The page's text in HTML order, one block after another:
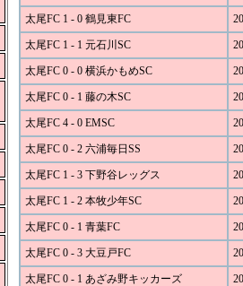
太尾FC 1 - 0 鶴見東FC
太尾FC 1 - 1 元石川SC
太尾FC 0 - 0 横浜かもめSC
太尾FC 0 - 1 藤の木SC
太尾FC 4 - 0 EMSC
太尾FC 0 - 2 六浦毎日SS
太尾FC 1 - 3 下野谷レッグス
太尾FC 1 - 2 本牧少年SC
太尾FC 0 - 1 青葉FC
太尾FC 0 - 3 大豆戸FC
太尾FC 0 - 1 あざみ野キッカーズ